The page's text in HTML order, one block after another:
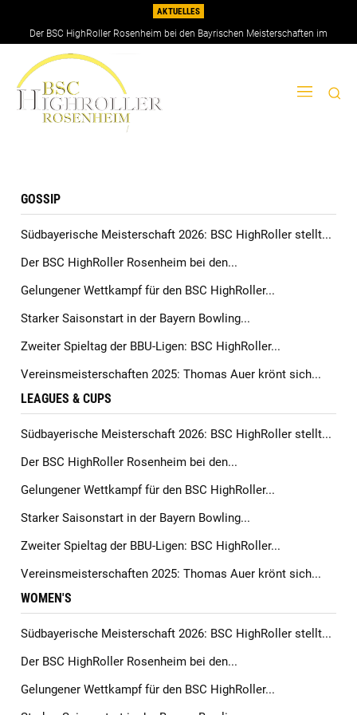
AKTUELLES
Der BSC HighRoller Rosenheim bei den Bayrischen Meisterschaften im
Doppel 2026
GOSSIP
Südbayerische Meisterschaft 2026: BSC HighRoller stellt...
Der BSC HighRoller Rosenheim bei den...
Gelungener Wettkampf für den BSC HighRoller...
Starker Saisonstart in der Bayern Bowling...
Zweiter Spieltag der BBU-Ligen: BSC HighRoller...
Vereinsmeisterschaften 2025: Thomas Auer krönt sich...
LEAGUES & CUPS
Südbayerische Meisterschaft 2026: BSC HighRoller stellt...
Der BSC HighRoller Rosenheim bei den...
Gelungener Wettkampf für den BSC HighRoller...
Starker Saisonstart in der Bayern Bowling...
Zweiter Spieltag der BBU-Ligen: BSC HighRoller...
Vereinsmeisterschaften 2025: Thomas Auer krönt sich...
WOMEN'S
Südbayerische Meisterschaft 2026: BSC HighRoller stellt...
Der BSC HighRoller Rosenheim bei den...
Gelungener Wettkampf für den BSC HighRoller...